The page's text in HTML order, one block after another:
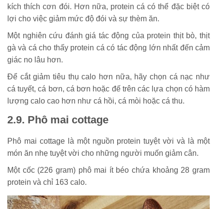
kích thích cơn đói. Hơn nữa, protein cá có thể đặc biệt có
lợi cho việc giảm mức độ đói và sự thèm ăn.
Một nghiên cứu đánh giá tác động của protein thịt bò, thịt
gà và cá cho thấy protein cá có tác động lớn nhất đến cảm
giác no lâu hơn.
Để cắt giảm tiêu thụ calo hơn nữa, hãy chọn cá nạc như
cá tuyết, cá bơn, cá bơn hoặc đế trên các lựa chọn có hàm
lượng calo cao hơn như cá hồi, cá mòi hoặc cá thu.
2.9. Phô mai cottage
Phô mai cottage là một nguồn protein tuyệt vời và là một
món ăn nhẹ tuyệt vời cho những người muốn giảm cân.
Một cốc (226 gram) phô mai ít béo chứa khoảng 28 gram
protein và chỉ 163 calo.